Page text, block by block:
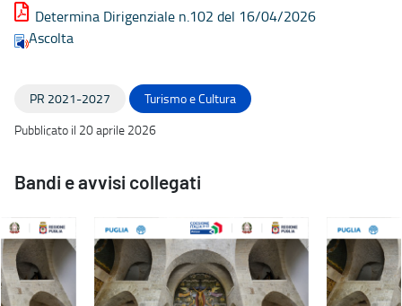
Determina Dirigenziale n.102 del 16/04/2026
Ascolta
PR 2021-2027
Turismo e Cultura
Pubblicato il 20 aprile 2026
Bandi e avvisi collegati